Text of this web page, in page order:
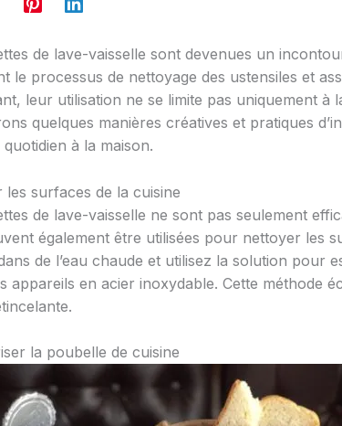
de lave-vaisselle sont devenues un
le processus de nettoyage des ustensiles et
leur utilisation ne se limite pas uniquement à
quelques manières créatives et pratiques
à la maison.
les surfaces de la cuisine
de lave-vaisselle ne sont pas seulement
également être utilisées pour nettoyer les
de l’eau chaude et utilisez la solution pour
appareils en acier inoxydable. Cette méthode
la poubelle de cuisine